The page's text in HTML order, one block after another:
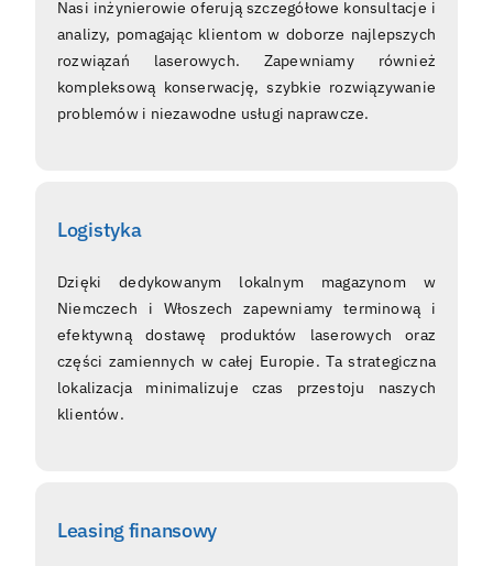
Nasi inżynierowie oferują szczegółowe konsultacje i
analizy, pomagając klientom w doborze najlepszych
rozwiązań laserowych. Zapewniamy również
kompleksową konserwację, szybkie rozwiązywanie
problemów i niezawodne usługi naprawcze.
Logistyka
Dzięki dedykowanym lokalnym magazynom w
Niemczech i Włoszech zapewniamy terminową i
efektywną dostawę produktów laserowych oraz
części zamiennych w całej Europie. Ta strategiczna
lokalizacja minimalizuje czas przestoju naszych
klientów.
Leasing finansowy